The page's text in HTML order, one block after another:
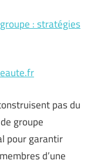
: stratégies
pas du
groupe
pour garantir
d’une